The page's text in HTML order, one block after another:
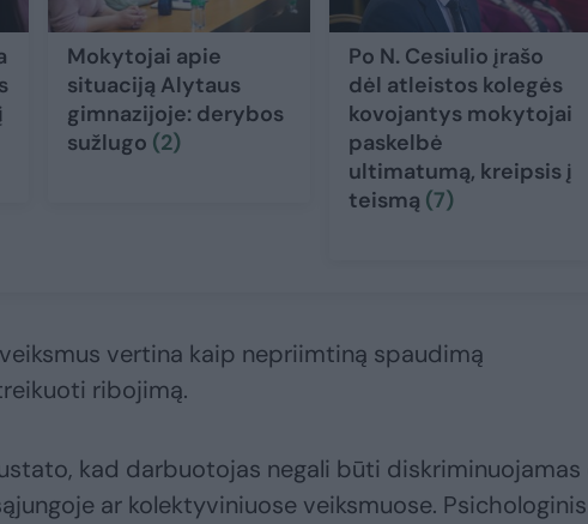
Mokytojai apie
situaciją Alytaus
gimnazijoje: derybos
sužlugo (2)
Po N. Cesiulio įrašo
dėl atleistos kolegės
kovojantys mokytojai
paskelbė
ultimatumą, kreipsis į
teismą (7)
vertina kaip nepriimtiną spaudimą
ribojimą.
kad darbuotojas negali būti diskriminuojamas
ar kolektyviniuose veiksmuose. Psichologinis